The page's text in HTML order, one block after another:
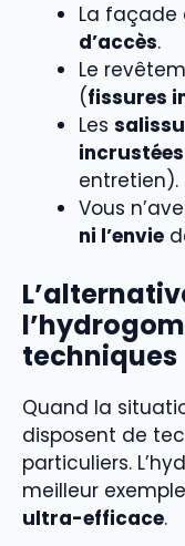
La façade
d’accès.
Le
(fissures
Les
incrustées
entretien).
Vous
ni l’envie
techniques
Quand la
disposent de
particuliers.
meilleur
ultra-efficace.